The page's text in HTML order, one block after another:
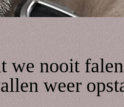
we nooit
weer